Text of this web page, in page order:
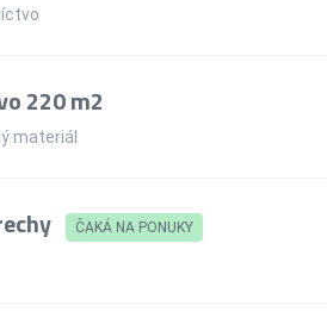
220 m2
materiál
ČAKÁ NA PONUKY